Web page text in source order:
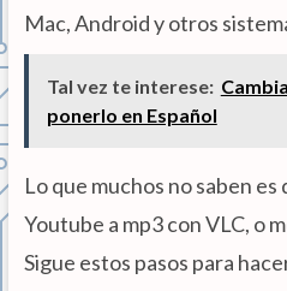
Mac, Android y otros
Tal vez te interese:
ponerlo en Español
Lo que muchos no saben
Youtube a mp3 con VLC, o
Sigue estos pasos para